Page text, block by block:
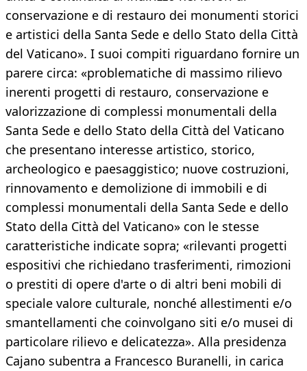
conservazione e di restauro dei monumenti storici
e artistici della Santa Sede e dello Stato della Città
del Vaticano». I suoi compiti riguardano fornire un
parere circa: «problematiche di massimo rilievo
inerenti progetti di restauro, conservazione e
valorizzazione di complessi monumentali della
Santa Sede e dello Stato della Città del Vaticano
che presentano interesse artistico, storico,
archeologico e paesaggistico; nuove costruzioni,
rinnovamento e demolizione di immobili e di
complessi monumentali della Santa Sede e dello
Stato della Città del Vaticano» con le stesse
caratteristiche indicate sopra; «rilevanti progetti
espositivi che richiedano trasferimenti, rimozioni
o prestiti di opere d'arte o di altri beni mobili di
speciale valore culturale, nonché allestimenti e/o
smantellamenti che coinvolgano siti e/o musei di
particolare rilievo e delicatezza». Alla presidenza
Cajano subentra a Francesco Buranelli, in carica